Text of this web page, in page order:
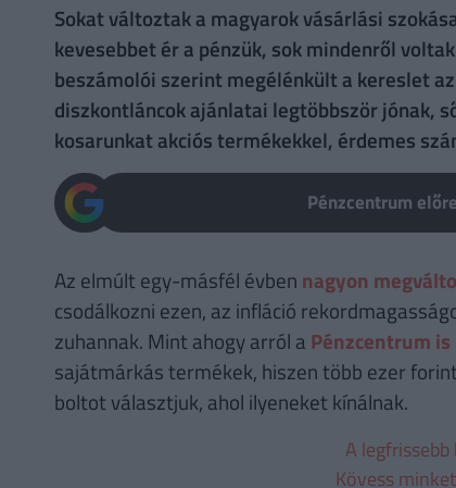
Sokat változtak a magyarok vásárlási
kevesebbet ér a pénzük, sok mindenről
beszámolói szerint megélénkült a kereslet
diszkontláncok ajánlatai legtöbbször jónak,
kosarunkat akciós termékekkel, érdemes
Pénzcentrum
Az elmúlt egy-másfél évben nagyon
csodálkozni ezen, az infláció
zuhannak. Mint ahogy arról a Pénzcentrum
sajátmárkás termékek, hiszen több ezer
boltot választjuk, ahol ilyeneket kínálnak.
A
Kövess